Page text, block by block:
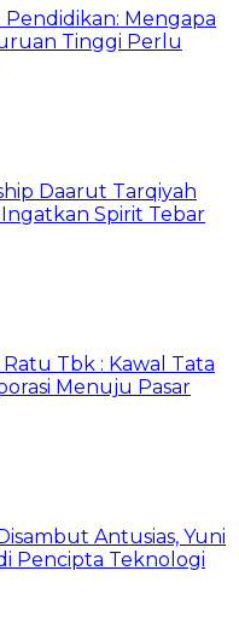
Mengapa
Tinggi Perlu
Daarut Tarqiyah
Spirit Tebar
Tbk : Kawal Tata
Menuju Pasar
Antusias, Yuni
Pencipta Teknologi